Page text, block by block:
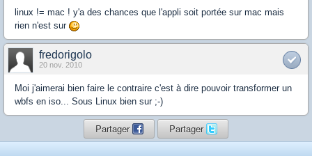
linux != mac ! y'a des chances que l'appli soit portée sur mac mais
rien n'est sur
fredorigolo
20 nov. 2010
Moi j'aimerai bien faire le contraire c'est à dire pouvoir transformer un
wbfs en iso... Sous Linux bien sur ;-)
Partager Partager